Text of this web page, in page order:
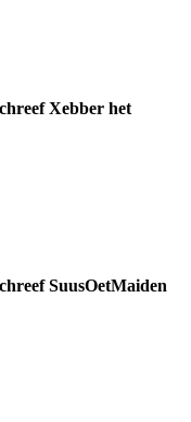
Xebber het
SuusOetMaiden